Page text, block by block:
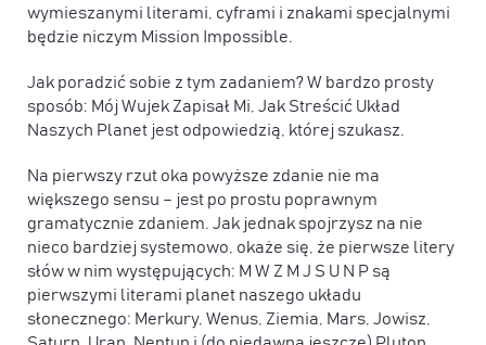
wymieszanymi literami, cyframi i znakami specjalnymi
będzie niczym Mission Impossible.
Jak poradzić sobie z tym zadaniem? W bardzo prosty
sposób: Mój Wujek Zapisał Mi, Jak Streścić Układ
Naszych Planet jest odpowiedzią, której szukasz.
Na pierwszy rzut oka powyższe zdanie nie ma
większego sensu – jest po prostu poprawnym
gramatycznie zdaniem. Jak jednak spojrzysz na nie
nieco bardziej systemowo, okaże się, że pierwsze litery
słów w nim występujących: M W Z M J S U N P są
pierwszymi literami planet naszego układu
słonecznego: Merkury, Wenus, Ziemia, Mars, Jowisz,